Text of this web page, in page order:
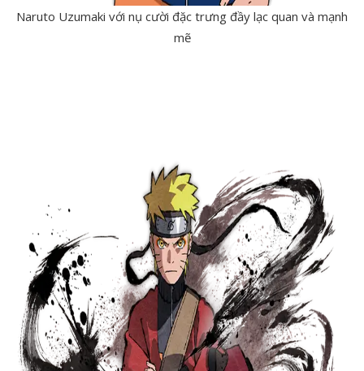
Naruto Uzumaki với nụ cười đặc trưng đầy lạc quan và mạnh
mẽ